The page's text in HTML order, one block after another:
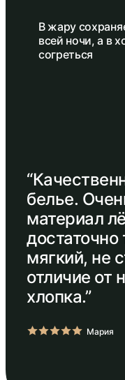
В жару
всей ночи, а в
согреться
белье.
материал
мягкий, не
отличие от
хлопка.”
Мария